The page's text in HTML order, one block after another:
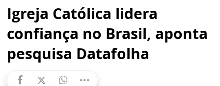
Igreja Católica lidera
confiança no Brasil, aponta
pesquisa Datafolha